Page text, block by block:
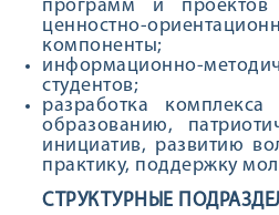
программ и проектов
ценностно-
компоненты;
информационно-
студентов;
разработка
образованию,
инициатив, развитию
практику, поддержку
СТРУКТУРНЫЕ